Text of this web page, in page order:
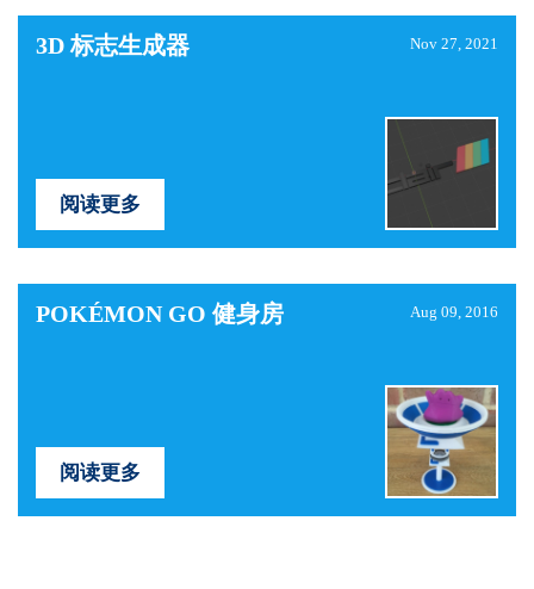
3D 标志生成器 Nov 27, 2021
阅读更多
POKÉMON GO 健身房 Aug 09, 2016
阅读更多